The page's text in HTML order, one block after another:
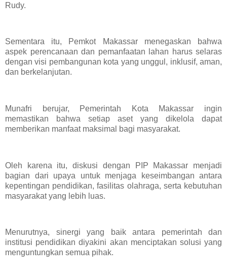
Rudy.
Sementara itu, Pemkot Makassar menegaskan bahwa
aspek perencanaan dan pemanfaatan lahan harus selaras
dengan visi pembangunan kota yang unggul, inklusif, aman,
dan berkelanjutan.
Munafri berujar, Pemerintah Kota Makassar ingin
memastikan bahwa setiap aset yang dikelola dapat
memberikan manfaat maksimal bagi masyarakat.
Oleh karena itu, diskusi dengan PIP Makassar menjadi
bagian dari upaya untuk menjaga keseimbangan antara
kepentingan pendidikan, fasilitas olahraga, serta kebutuhan
masyarakat yang lebih luas.
Menurutnya, sinergi yang baik antara pemerintah dan
institusi pendidikan diyakini akan menciptakan solusi yang
menguntungkan semua pihak.